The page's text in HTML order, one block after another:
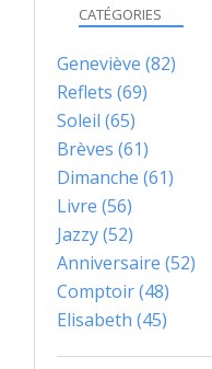
CATÉGORIES
Geneviève (82)
Reflets (69)
Soleil (65)
Brèves (61)
Dimanche (61)
Livre (56)
Jazzy(52)
Anniversaire (52)
Comptoir(48)
Elisabeth (45)